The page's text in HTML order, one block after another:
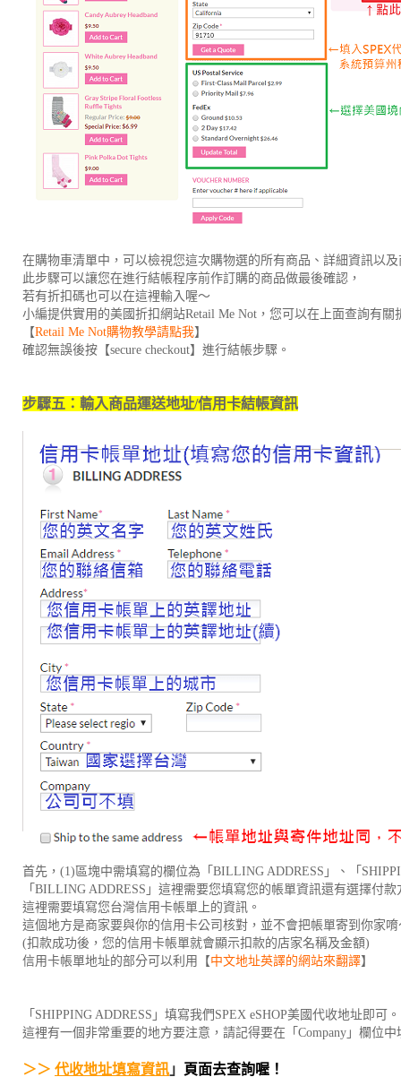
在購物車清單中，可以檢視您這次購物選的所有商品、詳細資訊以
此步驟可以讓您在進行結帳程序前作訂購的商品做最後確認，
若有折扣碼也可以在這裡輸入喔～
小編提供實用的美國折扣網站Retail Me Not，您可以在上面查詢有關
【Retail Me Not購物教學請點我】
確認無誤後按【secure checkout】進行結帳步驟。
步驟五：輸入商品運送地址/信用卡結帳資訊
首先，(1)區塊中需填寫的欄位為「BILLING ADDRESS」、「
「BILLING ADDRESS」這裡需要您填寫您的帳單資訊還有選擇付款
這裡需要填寫您台灣信用卡帳單上的資訊。
這個地方是商家要與你的信用卡公司核對，並不會把帳單寄到你家唷
(扣款成功後，您的信用卡帳單就會顯示扣款的店家名稱及金額)
信用卡帳單地址的部分可以利用【中文地址英譯的網站來翻譯】
「SHIPPING ADDRESS」填寫我們SPEX eSHOP美國代收地址即可。
這裡有一個非常重要的地方要注意，請記得要在「Company」欄位中
＞＞ 代收地址填寫資訊 」 頁面去查詢喔！